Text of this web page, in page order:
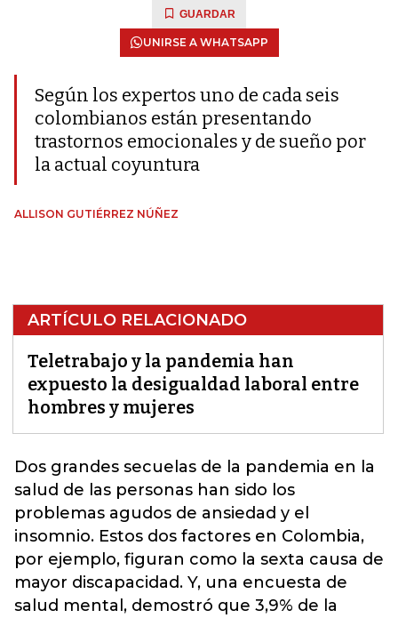
GUARDAR
UNIRSE A WHATSAPP
Según los expertos uno de cada seis
colombianos están presentando
trastornos emocionales y de sueño por
la actual coyuntura
ALLISON GUTIÉRREZ NÚÑEZ
ARTÍCULO RELACIONADO
Teletrabajo y la pandemia han
expuesto la desigualdad laboral entre
hombres y mujeres
Dos grandes secuelas de la pandemia en la
salud de las personas han sido los
problemas agudos de ansiedad y el
insomnio. Estos dos factores en Colombia,
por ejemplo, figuran como la sexta causa de
mayor discapacidad. Y, una encuesta de
salud mental, demostró que 3,9% de la